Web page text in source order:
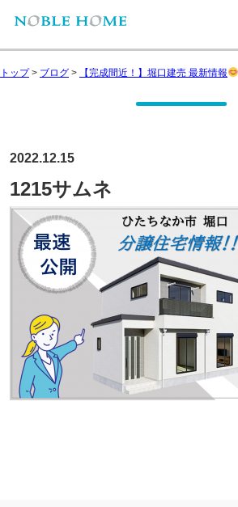
トップ> ブログ > 【完成間近！】堀口建売 最新情報
2022.12.15
1215サムネ